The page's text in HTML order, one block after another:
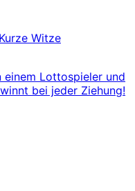
Kurze Witze
einem Lottospieler und
bei jeder Ziehung!